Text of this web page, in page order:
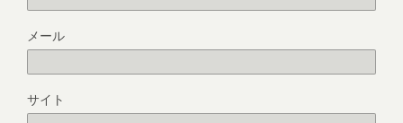
メール
サイト